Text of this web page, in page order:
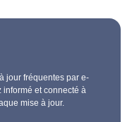
jour fréquentes par e-
informé et connecté à
mise à jour.